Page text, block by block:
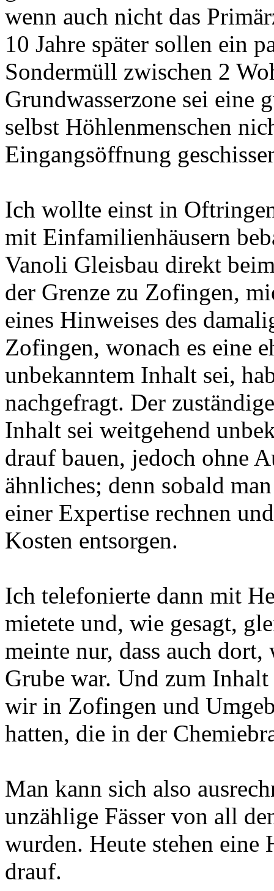
wenn auch nicht das
10 Jahre später sollen ein
Sondermüll zwischen 2
Grundwasserzone sei eine
selbst Höhlenmenschen
Eingangsöffnung
Ich wollte einst in
mit Einfamilienhäusern
Vanoli Gleisbau direkt
der Grenze zu Zofingen,
eines Hinweises des
Zofingen, wonach es eine
unbekanntem Inhalt sei,
nachgefragt. Der
Inhalt sei weitgehend
drauf bauen, jedoch ohne
ähnliches; denn sobald
einer Expertise rechnen
Kosten entsorgen.
Ich telefonierte dann mit
mietete und, wie gesagt,
meinte nur, dass auch
Grube war. Und zum
wir in Zofingen und
hatten, die in der
Man kann sich also
unzählige Fässer von all
wurden. Heute stehen
drauf.